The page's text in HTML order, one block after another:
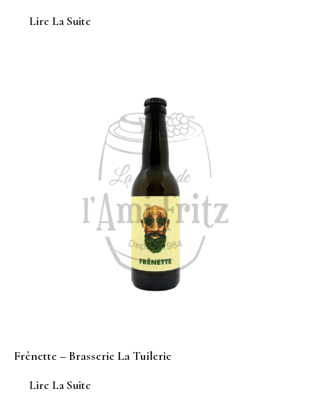
Lire La Suite
Frênette – Brasserie La Tuilerie
Lire La Suite